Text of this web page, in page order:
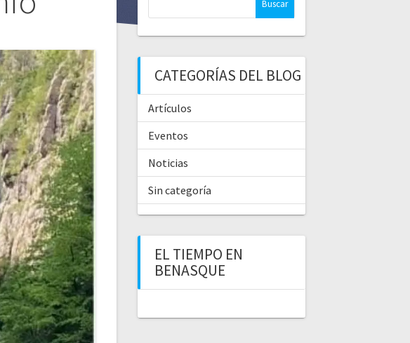
CATEGORÍAS DEL BLOG
Artículos
Eventos
Noticias
Sin categoría
EL TIEMPO EN
BENASQUE